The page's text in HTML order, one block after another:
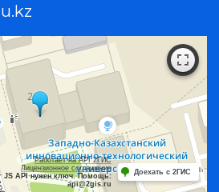
Работает на API 2ГИС
Лицензионное соглашение
JS API нужен ключ. Помощь:
api@2gis.ru
Доехать с 2ГИС